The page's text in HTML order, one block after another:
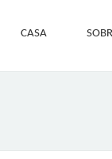
CASA